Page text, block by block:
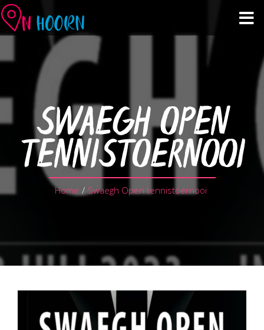
Winkelen & Horeca
Over Hoorn
Plan je bezoek
SWAEGH OPEN
TENNISTOERNOOI
Home / Swaegh Open tennistoernooi